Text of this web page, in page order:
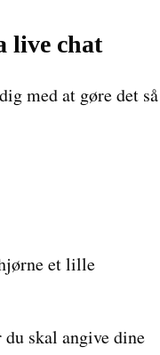
live chat
med at gøre det så
et lille
skal angive dine